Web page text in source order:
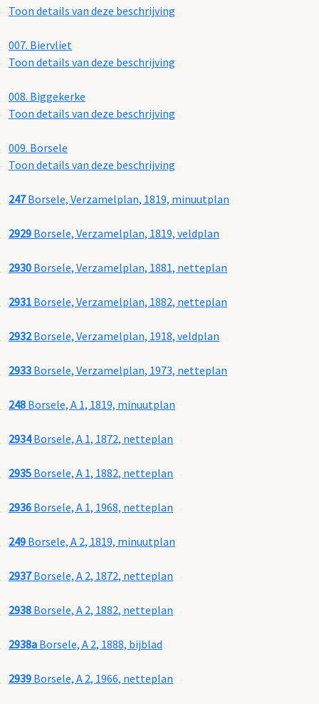
Toon details van deze beschrijving
007. Biervliet
Toon details van deze beschrijving
008. Biggekerke
Toon details van deze beschrijving
009. Borsele
Toon details van deze beschrijving
247Borsele, Verzamelplan, 1819, minuutplan
2929 Borsele, Verzamelplan, 1819, veldplan
2930 Borsele, Verzamelplan, 1881, netteplan
2931 Borsele, Verzamelplan, 1882, netteplan
2932Borsele, Verzamelplan, 1918, veldplan
2933 Borsele, Verzamelplan, 1973, netteplan
248 Borsele, A 1, 1819, minuutplan
2934Borsele, A 1, 1872, netteplan
2935 Borsele, A 1, 1882, netteplan
2936 Borsele, A 1, 1968, netteplan
249 Borsele, A 2, 1819, minuutplan
2937Borsele, A 2, 1872, netteplan
2938 Borsele, A 2, 1882, netteplan
2938a Borsele, A 2, 1888, bijblad
2939 Borsele, A 2, 1966, netteplan